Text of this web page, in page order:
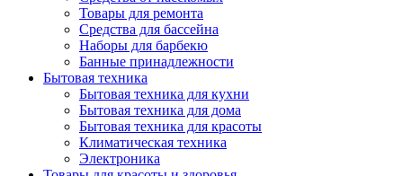
Товары для ремонта
Средства для бассейна
Наборы для барбекю
Банные принадлежности
Бытовая техника
Бытовая техника для кухни
Бытовая техника для дома
Бытовая техника для красоты
Климатическая техника
Электроника